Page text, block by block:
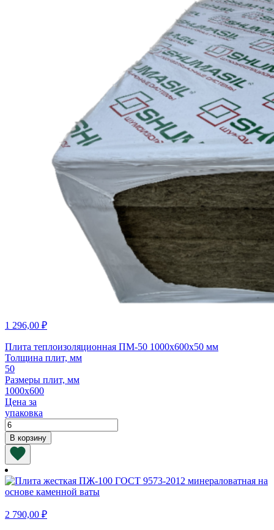
1 296,00 ₽
Плита теплоизоляционная ПМ-50 1000х600х50 мм
Толщина плит, мм
50
Размеры плит, мм
1000х600
Цена за
упаковка
Количество
товара
Плита
теплоизоляционная
ПМ-50
1000х600х50
мм
В корзину
2 790,00 ₽